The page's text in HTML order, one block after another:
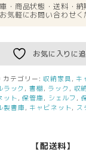
・商品状態・送料・納
お気軽にお問い合わせく
お気に入りに
カテゴリー:収納家具 , キ
ラック ,書棚 , ラック , 収
ット ,保管庫 , シェルフ ,
製書庫 , キャビネット, ス
【配送料】